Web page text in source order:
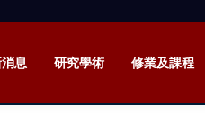
息 研究學術 修業及課程